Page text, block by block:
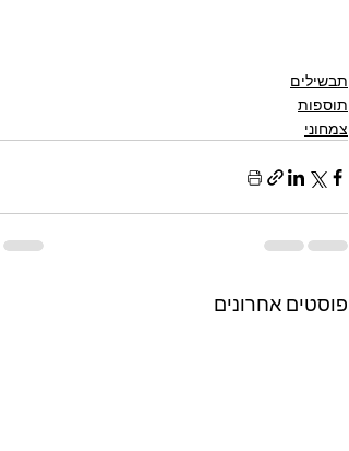
תבשילים
תוספות
צמחוני
פוסטים אחרונים